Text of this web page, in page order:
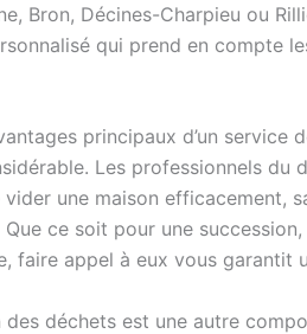
Bron, Décines-Charpieu ou
qui prend en compte
principaux d’un
Les professionnels du
une maison efficacement,
ce soit pour une
faire appel à eux vous garantit
des déchets est une autre